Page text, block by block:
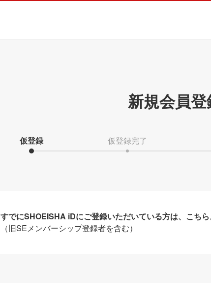
新規会員
仮登録 仮登録完了
すでにSHOEISHA iDにご登録いただいている方は、こちら
（旧SEメンバーシップ登録者を含む）